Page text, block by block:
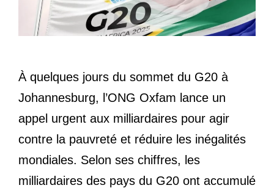
À quelques jours du sommet du G20 à
Johannesburg, l’ONG Oxfam lance un
appel urgent aux milliardaires pour agir
contre la pauvreté et réduire les inégalités
mondiales. Selon ses chiffres, les
milliardaires des pays du G20 ont accumulé